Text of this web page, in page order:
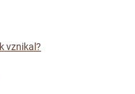
vznikal?